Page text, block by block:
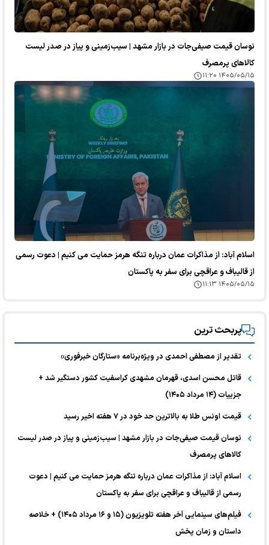
نوسان قیمت صیفی‌جات در بازار مشهد | سیب‌زمینی و پیاز در صدر لیست
کالا‌های پرمصرف
۱۴۰۵/۰۵/۱۵ ۱۱:۲۰
اسلام آباد: از مذاکرات عمان درباره تنگه هرمز حمایت می کنیم | دعوت رسمی
از قالیباف و عراقچی برای سفر به پاکستان
۱۴۰۵/۰۵/۱۵ ۱۱:۱۳
پربحث ترین
تقدیر از مصطفی احمدی در ویژه‌برنامه «ستارگان خبرفوری»
قاتل محسن اسدی، قهرمان مشهدی کراسفیت کشور دستگیر شد +
جزییات (۱۴ مرداد ۱۴۰۵)
قیمت اونس طلا به بالاترین حد خود در ۷ هفته اخیر رسید
نوسان قیمت صیفی‌جات در بازار مشهد | سیب‌زمینی و پیاز در صدر لیست
کالا‌های پرمصرف
اسلام آباد: از مذاکرات عمان درباره تنگه هرمز حمایت می کنیم | دعوت
رسمی از قالیباف و عراقچی برای سفر به پاکستان
فیلم‌های سینمایی آخر هفته تلویزیون (۱۵ و ۱۶ مرداد ۱۴۰۵) + خلاصه
داستان و زمان پخش